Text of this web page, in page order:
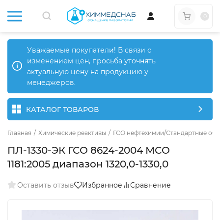
Уважаемые покупатели! В связи с
изменением цен, просьба уточнять
актуальную цену на продукцию у
менеджеров.
КАТАЛОГ ТОВАРОВ
Главная / Химические реактивы / ГСО нефтехимии/Стандартные
ПЛ-1330-ЭК ГСО 8624-2004 МСО
1181:2005 диапазон 1320,0-1330,0
Оставить отзыв Избранное Сравнение